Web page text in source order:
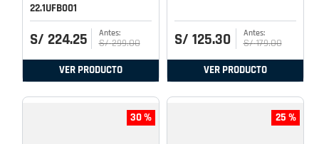
22.1UFB001
S/ 224.25 S/ 299.00
VER PRODUCTO
S/ 125.30 S/ 179.00
VER PRODUCTO
30 % 25 %